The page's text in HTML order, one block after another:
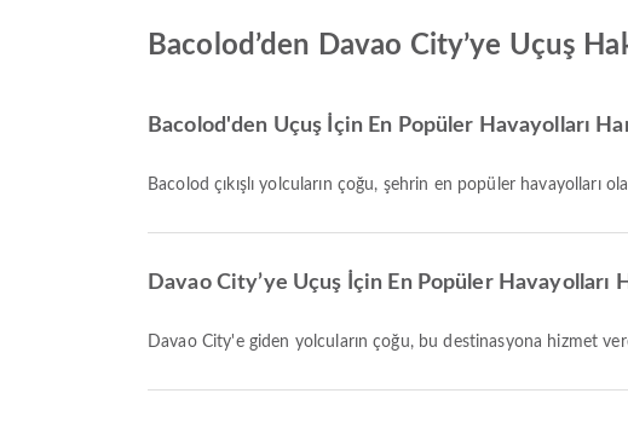
Bacolod’den Davao City’ye Uçuş
Bacolod'den Uçuş İçin En Popüler Havayolları
Bacolod çıkışlı yolcuların çoğu, şehrin en popüler havayolları
Davao City’ye Uçuş İçin En Popüler Havayolları
Davao City'e giden yolcuların çoğu, bu destinasyona hizmet